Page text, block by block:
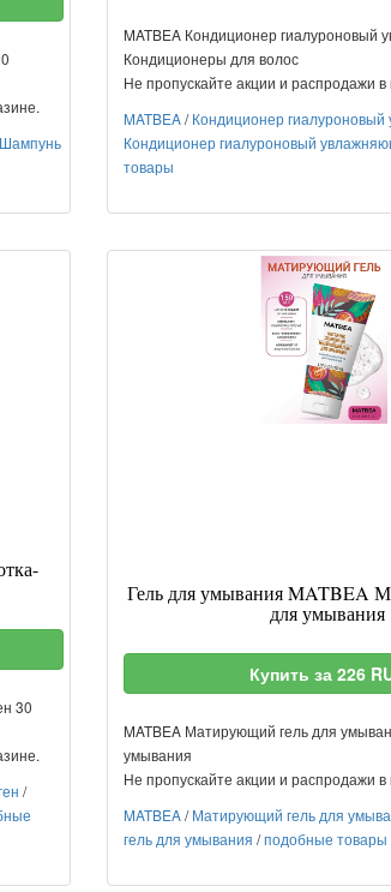
Шампунь
MATBEA Кондиционер гиалуроновый
Кондиционеры для волос
Не пропускайте акции и распродажи
MATBEA/Кондиционер
Кондиционер гиалуроновый
товары
30
/
Гель для умывания MATBEA
для умывания
Купить за 226
MATBEA Матирующий гель для
умывания
Не пропускайте акции и распродажи
MATBEA/Матирующий гель для
гель для умывания /подобные товары